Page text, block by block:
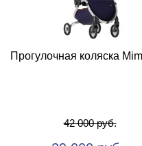
Прогулочная коляска
42 000 руб.